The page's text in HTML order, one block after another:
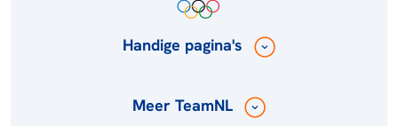
Handige pagina's
Meer TeamNL